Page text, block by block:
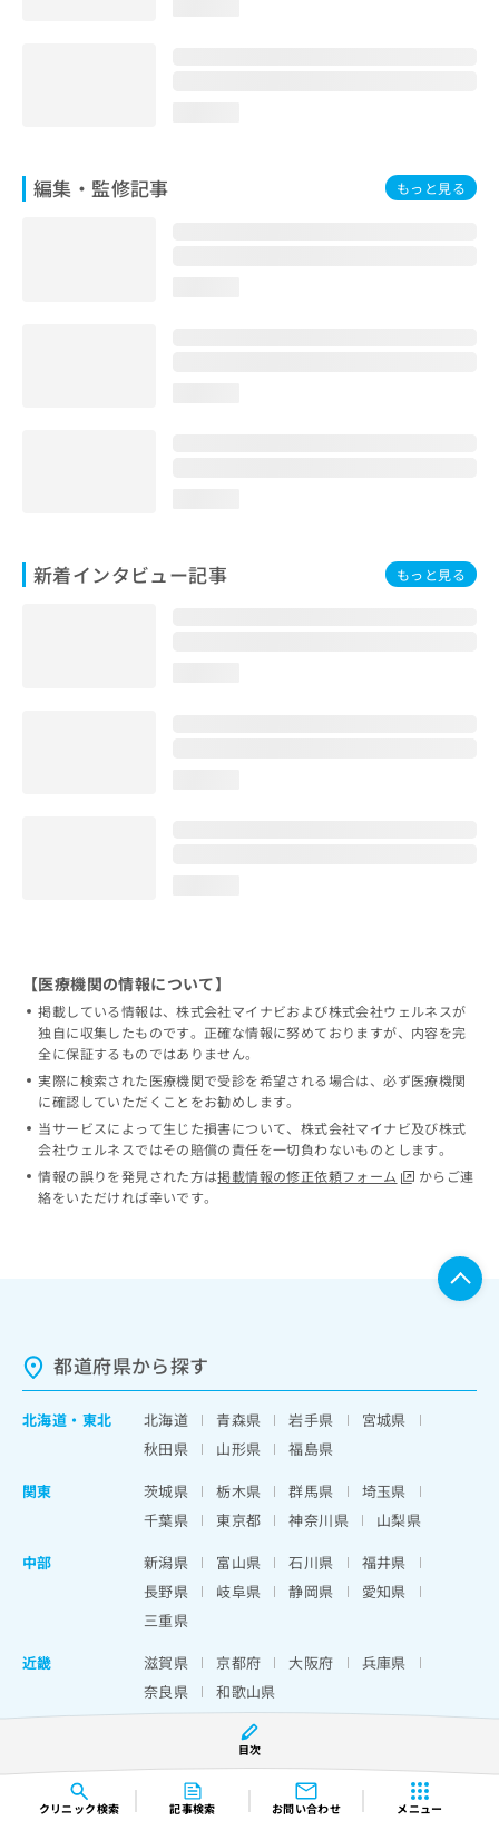
クリニック検索 記事検索 お問い合わせ メニュー
目次
編集・監修記事 もっと見る
新着インタビュー記事 もっと見る
【医療機関の情報について】
掲載している情報は、株式会社マイナビおよび株式会社ウェルネスが
独自に収集したものです。正確な情報に努めておりますが、内容を完
全に保証するものではありません。
実際に検索された医療機関で受診を希望される場合は、必ず医療機関
に確認していただくことをお勧めします。
当サービスによって生じた損害について、株式会社マイナビ及び株式
会社ウェルネスではその賠償の責任を一切負わないものとします。
情報の誤りを発見された方は掲載情報の修正依頼フォーム
からご連
絡をいただければ幸いです。
都道府県から探す
北海道 ・ 東北 北海道 青森県 岩手県
宮城県
秋田県
山形県
福島県
関東
茨城県 栃木県 群馬県
埼玉県
千葉県
東京都 神奈川県
山梨県
中部
新潟県 富山県 石川県
福井県
長野県
岐阜県 静岡県
愛知県
三重県
近畿
滋賀県 京都府 大阪府
兵庫県
奈良県
和歌山県
島根県
徳島県
高知県